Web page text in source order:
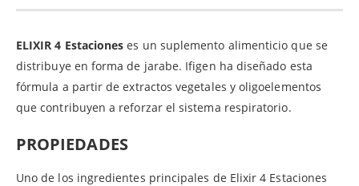
ELIXIR 4 Estacioneses un suplemento alimenticio que se
distribuye en forma de jarabe. Ifigen ha diseñado esta
fórmula a partir de extractos vegetales y oligoelementos
que contribuyen a reforzar el sistema respiratorio.
PROPIEDADES
Uno de los ingredientes principales de Elixir 4 Estaciones